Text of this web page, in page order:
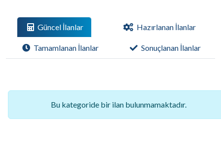
Güncel İlanlar Hazırlanan İlanlar
Tamamlanan İlanlar Sonuçlanan İlanlar
Bu kategoride bir ilan bulunmamaktadır.